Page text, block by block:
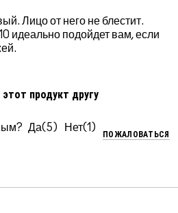
Лицо от него не блестит.
идеально подойдет вам, если
продукт другу
5 1
ПОЖАЛОВАТЬСЯ